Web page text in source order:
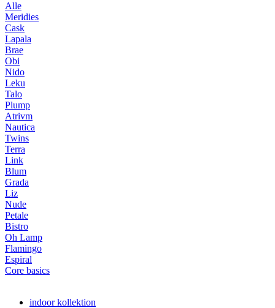
Alle
Meridies
Cask
Lapala
Brae
Obi
Nido
Leku
Talo
Plump
Atrivm
Nautica
Twins
Terra
Link
Blum
Grada
Liz
Nude
Petale
Bistro
Oh Lamp
Flamingo
Espiral
Core basics
indoor kollektion